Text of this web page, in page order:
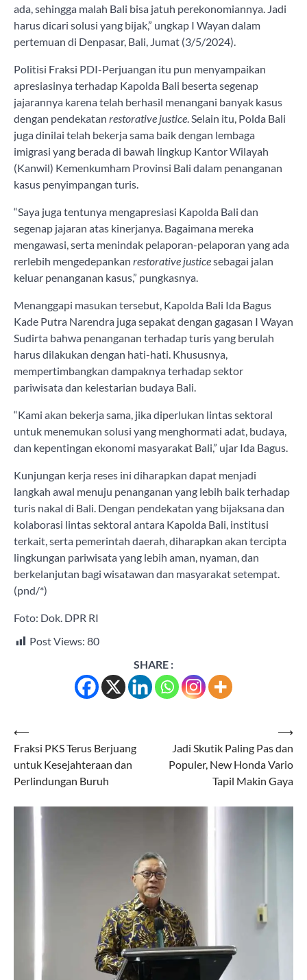
ada, sehingga malah Bali bisa jatuh perekonomiannya. Jadi
harus dicari solusi yang bijak,” ungkap I Wayan dalam
pertemuan di Denpasar, Bali, Jumat (3/5/2024).
Politisi Fraksi PDI-Perjuangan itu pun menyampaikan
apresiasinya terhadap Kapolda Bali beserta segenap
jajarannya karena telah berhasil menangani banyak kasus
dengan pendekatan restorative justice. Selain itu, Polda Bali
juga dinilai telah bekerja sama baik dengan lembaga
imigrasi yang berada di bawah lingkup Kantor Wilayah
(Kanwil) Kemenkumham Provinsi Bali dalam penanganan
kasus penyimpangan turis.
“Saya juga tentunya mengapresiasi Kapolda Bali dan
segenap jajaran atas kinerjanya. Bagaimana mereka
mengawasi, serta menindak pelaporan-pelaporan yang ada
rerlebih mengedepankan restorative justicesebagai jalan
keluar penanganan kasus,” pungkasnya.
Menanggapi masukan tersebut, Kapolda Bali Ida Bagus
Kade Putra Narendra juga sepakat dengan gagasan I Wayan
Sudirta bahwa penanganan terhadap turis yang berulah
harus dilakukan dengan hati-hati. Khususnya,
mempertimbangkan dampaknya terhadap sektor
pariwisata dan kelestarian budaya Bali.
“Kami akan bekerja sama, jika diperlukan lintas sektoral
untuk menemukan solusi yang menghormati adat, budaya,
dan kepentingan ekonomi masyarakat Bali,” ujar Ida Bagus.
Kunjungan kerja reses ini diharapkan dapat menjadi
langkah awal menuju penanganan yang lebih baik terhadap
turis nakal di Bali. Dengan pendekatan yang bijaksana dan
kolaborasi lintas sektoral antara Kapolda Bali, institusi
terkait, serta pemerintah daerah, diharapkan akan tercipta
lingkungan pariwisata yang lebih aman, nyaman, dan
berkelanjutan bagi wisatawan dan masyarakat setempat.
(pnd/*)
Foto: Dok. DPR RI
Post Views: 80
SHARE :
Navigasi
pos
⟵
Fraksi PKS Terus Berjuang
untuk Kesejahteraan dan
Perlindungan Buruh
Jadi Skutik Paling Pas dan
Populer, New Honda Vario
Tapil Makin Gaya
⟶